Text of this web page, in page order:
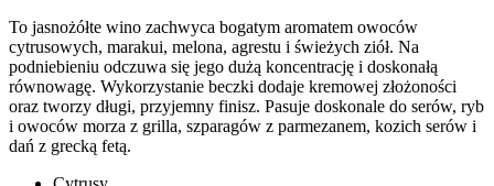
To jasnożółte wino zachwyca bogatym aromatem owoców
cytrusowych, marakui, melona, agrestu i świeżych ziół. Na
podniebieniu odczuwa się jego dużą koncentrację i doskonałą
równowagę. Wykorzystanie beczki dodaje kremowej złożoności
oraz tworzy długi, przyjemny finisz. Pasuje doskonale do serów, ryb
i owoców morza z grilla, szparagów z parmezanem, kozich serów i
dań z grecką fetą.